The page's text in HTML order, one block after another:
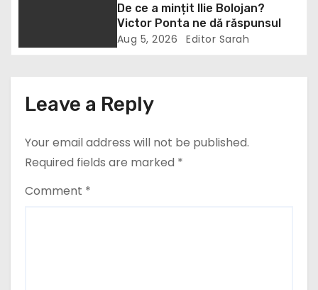
i
n
De ce a mințit Ilie Bolojan?
Victor Ponta ne dă răspunsul
Aug 5, 2026 Editor Sarah
Leave a Reply
Your email address will not be published.
Required fields are marked *
Comment *